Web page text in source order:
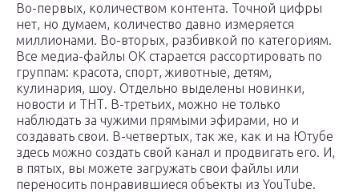
Во-первых, количеством контента. Точной цифры
нет, но думаем, количество давно измеряется
миллионами. Во-вторых, разбивкой по категориям.
Все медиа-файлы ОК старается рассортировать по
группам: красота, спорт, животные, детям,
кулинария, шоу. Отдельно выделены новинки,
новости и ТНТ. В-третьих, можно не только
наблюдать за чужими прямыми эфирами, но и
создавать свои. В-четвертых, так же, как и на Ютубе
здесь можно создать свой канал и продвигать его. И,
в пятых, вы можете загружать свои файлы или
переносить понравившиеся объекты из YouTube.